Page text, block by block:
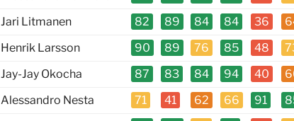
Jari Litmanen 82 89 84 84 36
Henrik Larsson 90 89 76 85 48
Jay-Jay Okocha 87 83 84 94 40
Alessandro Nesta 71 41 62 66 91